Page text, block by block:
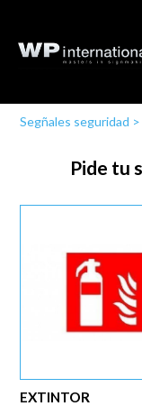
Segñales seguridad
Pide tu
EXTINTOR